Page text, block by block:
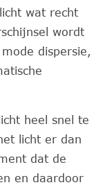
wat recht
wordt
dispersie,
heel snel te
licht er dan
dat de
en daardoor